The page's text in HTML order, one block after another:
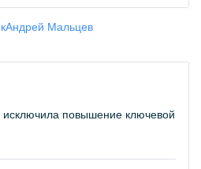
Андрей Мальцев
повышение ключевой